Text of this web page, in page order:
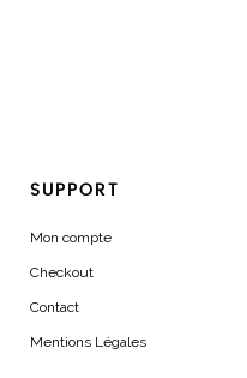
SUPPORT
Mon compte
Checkout
Contact
Mentions Légales